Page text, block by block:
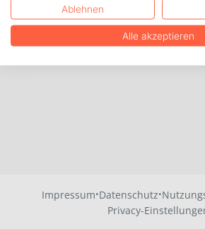
Impressum·Datenschutz·
Privacy-
Ablehnen
Alle akzeptieren